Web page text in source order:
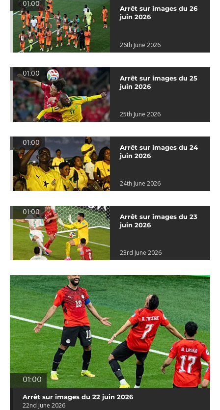
01:00
Arrêt sur images du 26
juin 2026
26th June 2026
01:00
Arrêt sur images du 25
juin 2026
25th June 2026
01:00
Arrêt sur images du 24
juin 2026
24th June 2026
01:00
Arrêt sur images du 23
juin 2026
23rd June 2026
01:00
Arrêt sur images du 22 juin 2026
22nd June 2026